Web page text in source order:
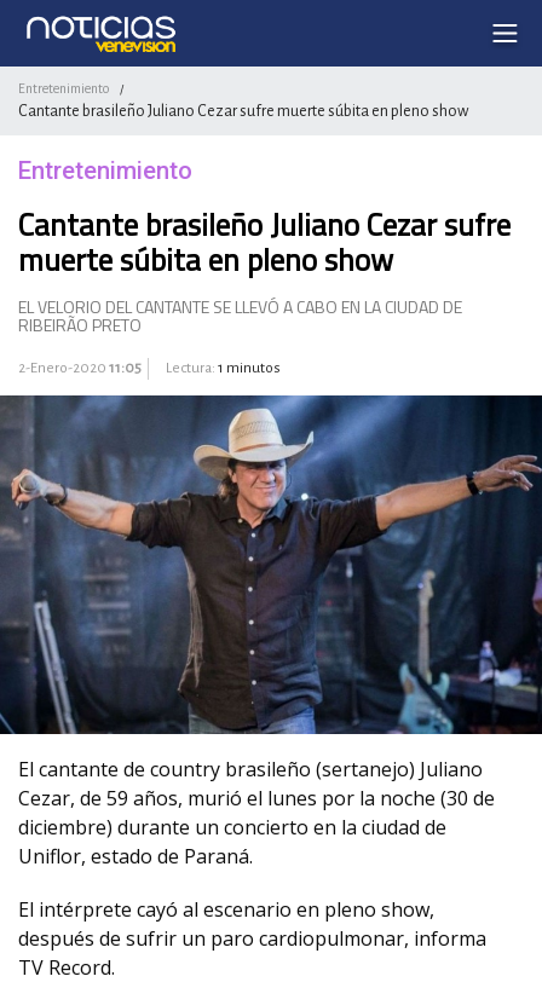
Entretenimiento /
Cantante brasileño Juliano Cezar sufre muerte súbita en pleno show
Entretenimiento
Cantante brasileño Juliano Cezar sufre
muerte súbita en pleno show
EL VELORIO DEL CANTANTE SE LLEVÓ A CABO EN LA CIUDAD DE
RIBEIRÃO PRETO
2-Enero-2020 11:05 Lectura: 1 minutos
El cantante de country brasileño (sertanejo) Juliano
Cezar, de 59 años, murió el lunes por la noche (30 de
diciembre) durante un concierto en la ciudad de
Uniflor, estado de Paraná.
El intérprete cayó al escenario en pleno show,
después de sufrir un paro cardiopulmonar, informa
TV Record.